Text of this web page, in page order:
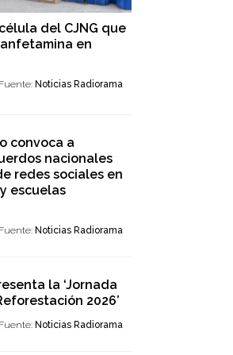
del CJNG que
en
Fuente: Noticias Radiorama
convoca a
nacionales
redes sociales en
escuelas
Fuente: Noticias Radiorama
la ‘Jornada
2026’
Fuente: Noticias Radiorama